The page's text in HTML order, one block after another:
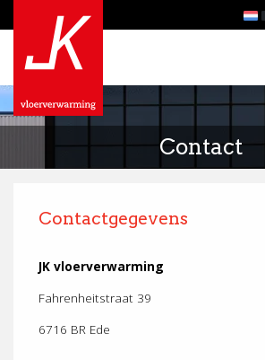
Contact
Contactgegevens
JK vloerverwarming
Fahrenheitstraat 39
6716 BR Ede